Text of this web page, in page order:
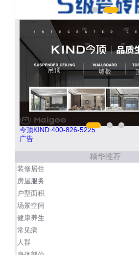
巧夺天工 400-189-0909
广告
精华推荐
装修居住
房屋服务
户型面积
场景空间
健康养生
常见病
人群